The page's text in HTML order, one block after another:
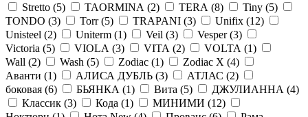
Stretto (5) TAORMINA (2) TERA (8) Tiny (5)
TONDO (3) Torr (5) TRAPANI (3) Unifix (12)
Unisteel (2) Uniterm (1) Veil (3) Vesper (3)
Victoria (5) VIOLA (3) VITA (2) VOLTA (1)
Wall (2) Wash (5) Zodiac (1) Zodiac X (4)
Аванти (1) АЛИСА ДУБЛЬ (3) АТЛАС (2)
боковая (6) БЬЯНКА (1) Вита (5) ДЖУЛИАННА (4)
Классик (3) Кода (1) МИНИМИ (12)